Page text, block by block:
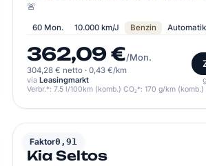
🚨
60 Mon. 10.000 km/J Benzin Automatik
362,09 €/Mon.
304,28 € netto · 0,43 €/km
via Leasingmarkt
Verbr.*: 7.5 l/100km (komb.) CO₂*: 170 g/km (komb.)
Faktor0,91
KIA
Kia Seltos